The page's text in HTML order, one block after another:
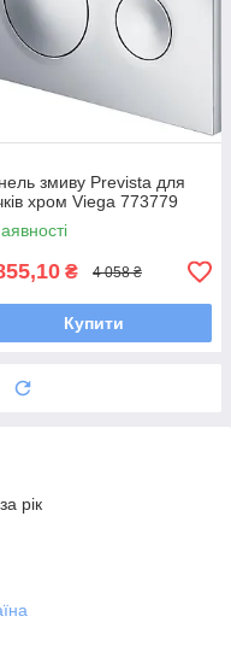
змиву Prevista для
хром Viega 773779
₴ 4 058 ₴
Купити
рік